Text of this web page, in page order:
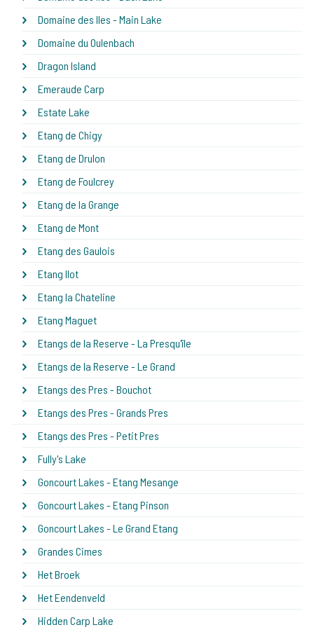
Domaine des Iles - Main Lake
Domaine du Oulenbach
Dragon Island
Emeraude Carp
Estate Lake
Etang de Chigy
Etang de Drulon
Etang de Foulcrey
Etang de la Grange
Etang de Mont
Etang des Gaulois
Etang Ilot
Etang la Chateline
Etang Maguet
Etangs de la Reserve - La Presqu'île
Etangs de la Reserve - Le Grand
Etangs des Pres - Bouchot
Etangs des Pres - Grands Pres
Etangs des Pres - Petit Pres
Fully's Lake
Goncourt Lakes - Etang Mesange
Goncourt Lakes - Etang Pinson
Goncourt Lakes - Le Grand Etang
Grandes Cimes
Het Broek
Het Eendenveld
Hidden Carp Lake